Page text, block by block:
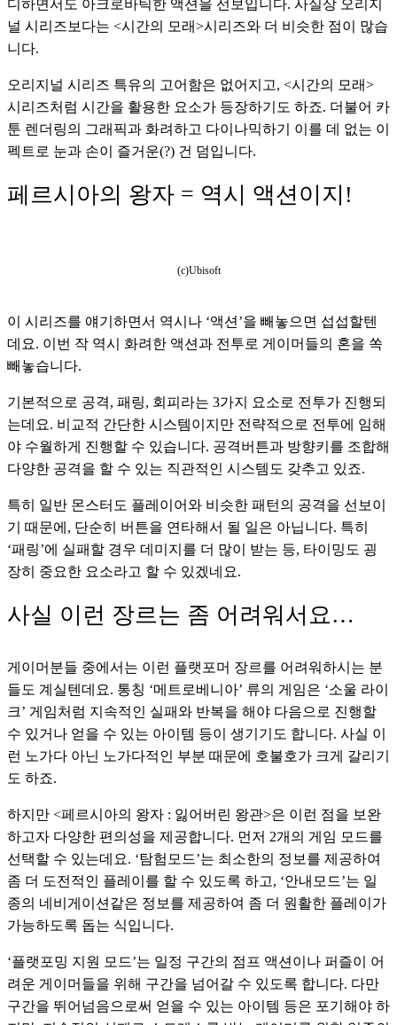
디하면서도 아크로바틱한 액션을 선보입니다. 사실상 오리지
널 시리즈보다는 <시간의 모래>시리즈와 더 비슷한 점이 많습
니다.
오리지널 시리즈 특유의 고어함은 없어지고, <시간의 모래>
시리즈처럼 시간을 활용한 요소가 등장하기도 하죠. 더불어 카
툰 렌더링의 그래픽과 화려하고 다이나믹하기 이를 데 없는 이
펙트로 눈과 손이 즐거운(?) 건 덤입니다.
페르시아의 왕자 = 역시 액션이지!
(c)Ubisoft
이 시리즈를 얘기하면서 역시나 ‘액션’을 빼놓으면 섭섭할텐
데요. 이번 작 역시 화려한 액션과 전투로 게이머들의 혼을 쏙
빼놓습니다.
기본적으로 공격, 패링, 회피라는 3가지 요소로 전투가 진행되
는데요. 비교적 간단한 시스템이지만 전략적으로 전투에 임해
야 수월하게 진행할 수 있습니다. 공격버튼과 방향키를 조합해
다양한 공격을 할 수 있는 직관적인 시스템도 갖추고 있죠.
특히 일반 몬스터도 플레이어와 비슷한 패턴의 공격을 선보이
기 때문에, 단순히 버튼을 연타해서 될 일은 아닙니다. 특히
‘패링’에 실패할 경우 데미지를 더 많이 받는 등, 타이밍도 굉
장히 중요한 요소라고 할 수 있겠네요.
사실 이런 장르는 좀 어려워서요…
게이머분들 중에서는 이런 플랫포머 장르를 어려워하시는 분
들도 계실텐데요. 통칭 ‘메트로베니아’ 류의 게임은 ‘소울 라이
크’ 게임처럼 지속적인 실패와 반복을 해야 다음으로 진행할
수 있거나 얻을 수 있는 아이템 등이 생기기도 합니다. 사실 이
런 노가다 아닌 노가다적인 부분 때문에 호불호가 크게 갈리기
도 하죠.
하지만 <페르시아의 왕자 : 잃어버린 왕관>은 이런 점을 보완
하고자 다양한 편의성을 제공합니다. 먼저 2개의 게임 모드를
선택할 수 있는데요. ‘탐험모드’는 최소한의 정보를 제공하여
좀 더 도전적인 플레이를 할 수 있도록 하고, ‘안내모드’는 일
종의 네비게이션같은 정보를 제공하여 좀 더 원활한 플레이가
가능하도록 돕는 식입니다.
‘플랫포밍 지원 모드’는 일정 구간의 점프 액션이나 퍼즐이 어
려운 게이머들을 위해 구간을 넘어갈 수 있도록 합니다. 다만
구간을 뛰어넘음으로써 얻을 수 있는 아이템 등은 포기해야 하